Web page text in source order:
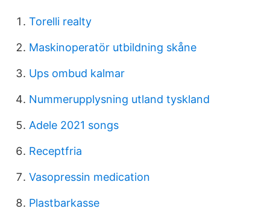
Torelli realty
Maskinoperatör utbildning skåne
Ups ombud kalmar
Nummerupplysning utland tyskland
Adele 2021 songs
Receptfria
Vasopressin medication
Plastbarkasse